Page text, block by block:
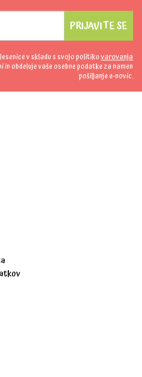
PRIJAVITE SE
v skladu s svojo politikovarovanja
in obdeluje vaše osebne podatke za namen
pošiljanje e-novic.